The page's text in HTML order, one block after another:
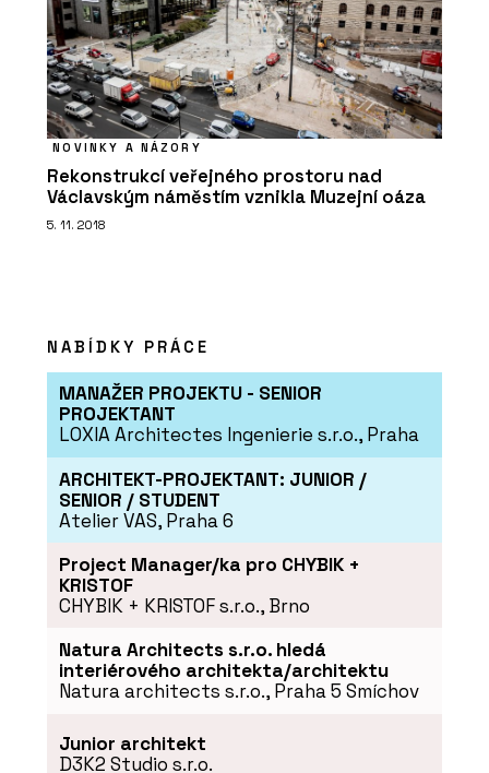
Soukromí, klid a příroda na dlani.
Modulární Fashion Line RELAX
představuje novou éru glampingových
objektů
Modulární školy - KOMA
ČLÁNKY
zákazníka. KOMA MODULAR
představila novou kolekci Fashion line
NOVINKY A NÁZORY
Rekonstrukcí veřejného prostoru nad
Václavským náměstím vznikla Muzejní oáza
5. 11. 2018
NABÍDKY PRÁCE
MANAŽER PROJEKTU - SENIOR
PROJEKTANT
LOXIA Architectes Ingenierie s.r.o., Praha
ARCHITEKT-PROJEKTANT: JUNIOR /
SENIOR / STUDENT
Atelier VAS, Praha 6
Project Manager/ka pro CHYBIK +
KRISTOF
CHYBIK + KRISTOF s.r.o., Brno
Natura Architects s.r.o. hledá
interiérového architekta/architektu
Natura architects s.r.o., Praha 5 Smíchov
Junior architekt
D3K2 Studio s.r.o.